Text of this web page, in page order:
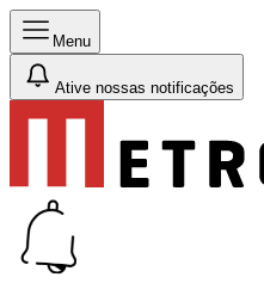
Menu
Ative nossas notificações